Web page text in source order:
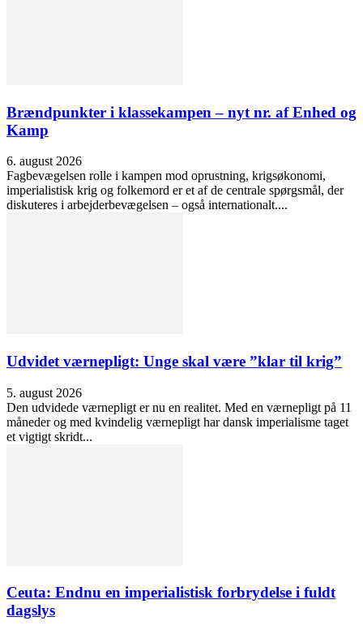
Brændpunkter i klassekampen – nyt nr. af Enhed og
Kamp
6. august 2026
Fagbevægelsen rolle i kampen mod oprustning, krigsøkonomi,
imperialistisk krig og folkemord er et af de centrale spørgsmål, der
diskuteres i arbejderbevægelsen – også internationalt....
Udvidet værnepligt: Unge skal være ”klar til krig”
5. august 2026
Den udvidede værnepligt er nu en realitet. Med en værnepligt på 11
måneder og med kvindelig værnepligt har dansk imperialisme taget
et vigtigt skridt...
Ceuta: Endnu en imperialistisk forbrydelse i fuldt
dagslys